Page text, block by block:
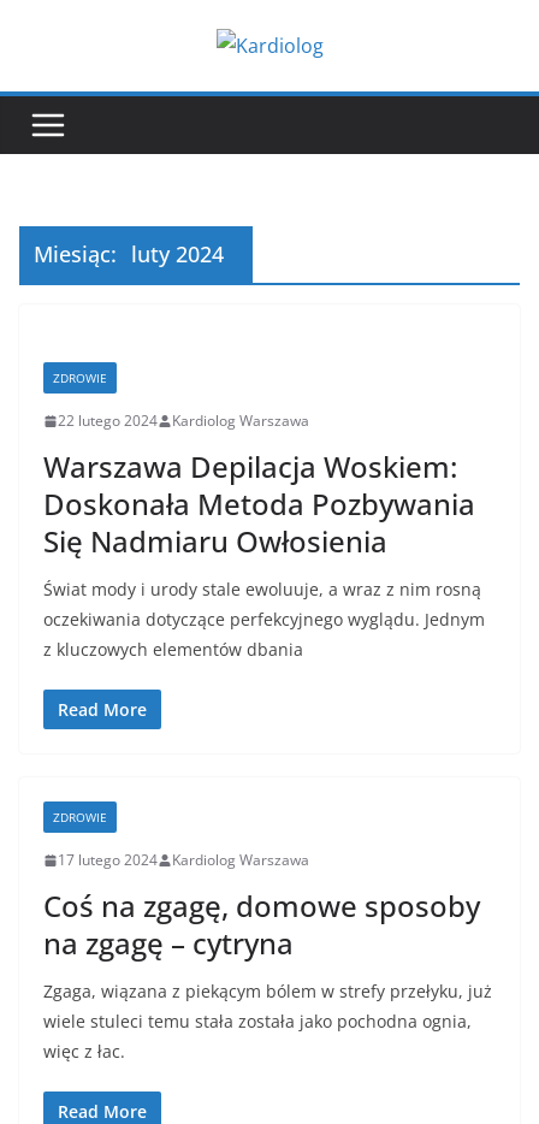
Miesiąc: luty 2024
ZDROWIE
22 lutego 2024 Kardiolog Warszawa
Warszawa Depilacja Woskiem:
Doskonała Metoda Pozbywania
Się Nadmiaru Owłosienia
Świat mody i urody stale ewoluuje, a wraz z nim rosną
oczekiwania dotyczące perfekcyjnego wyglądu. Jednym
z kluczowych elementów dbania
Read More
ZDROWIE
17 lutego 2024 Kardiolog Warszawa
Coś na zgagę, domowe sposoby
na zgagę – cytryna
Zgaga, wiązana z piekącym bólem w strefy przełyku, już
wiele stuleci temu stała została jako pochodna ognia,
więc z łac.
Read More